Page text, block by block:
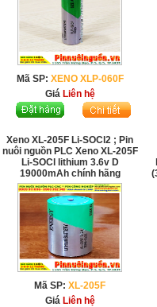
Mã SP: XENO XLP-060F
Giá Liên hệ
Xeno XL-205F Li-SOCl2 ; Pin
nuôi nguồn PLC Xeno XL-205F
Li-SOCl lithium 3.6v D
19000mAh chính hãng
Mã SP:XL-205F
Giá Liên hệ